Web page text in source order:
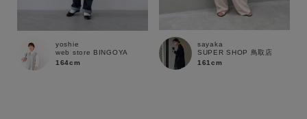
yoshie
web store BINGOYA
164cm
sayaka
SUPER SHOP 鳥取店
161cm